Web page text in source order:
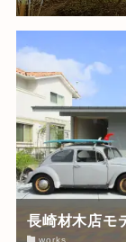
長崎材木店モ
works